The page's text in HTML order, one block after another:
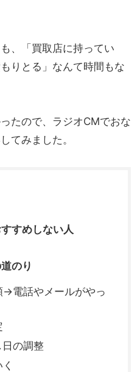
、「買取店に持ってい
りとる」なんて時間もな
たので、ラジオCMでおな
てみました。
すめしない人
のり
→電話やメールがやっ
の調整